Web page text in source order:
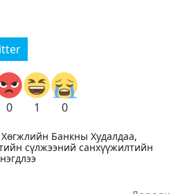
0 1 0
Банкны Худалдаа,
санхүүжилтийн